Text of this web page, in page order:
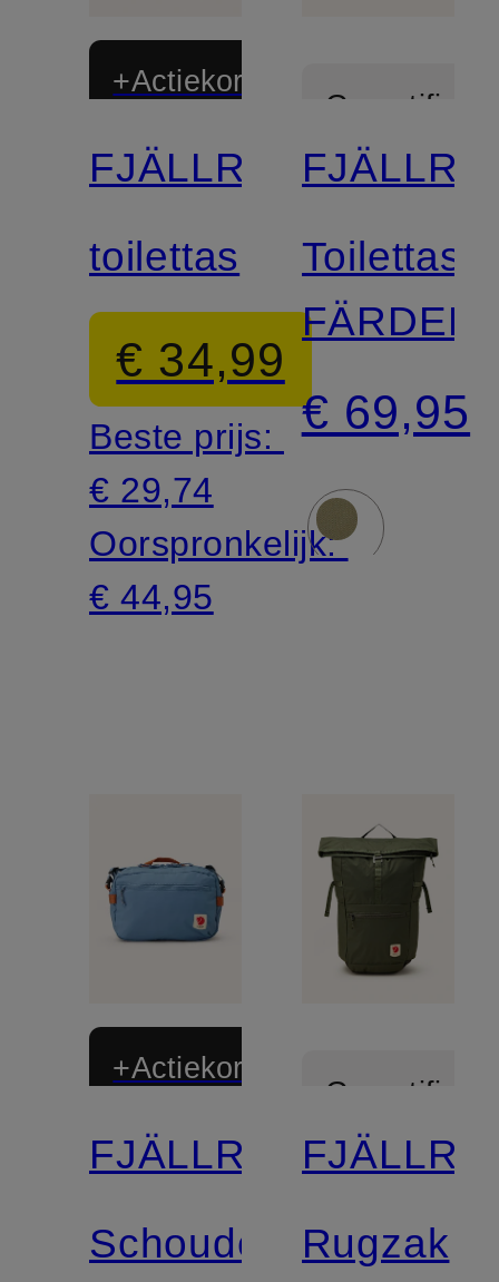
+Actiekorting
Gecertificeerd
FJÄLLRÄVEN
toilettas
€ 34,99
Beste prijs:
€ 29,74
Oorspronkelijk:
€ 44,95
Toilettas
FÄRDEN
€ 69,95
+Actiekorting
FJÄLLRÄVEN
SchoudertasRugzak